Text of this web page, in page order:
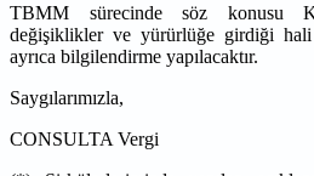
TBMM sürecinde söz konusu
değişiklikler ve yürürlüğe girdiği
ayrıca bilgilendirme yapılacaktır.
Saygılarımızla,
CONSULTA Vergi